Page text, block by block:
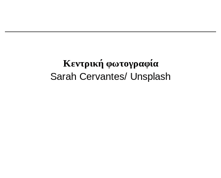
Κεντρική φωτογραφία
Sarah Cervantes/ Unsplash